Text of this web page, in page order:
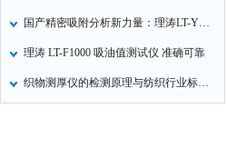
国产精密吸附分析新力量：理涛LT-Y019A全自动高压吸附仪的性能与应用解析
理涛 LT-F1000 吸油值测试仪 准确可靠
织物测厚仪的检测原理与纺织行业标准化应用